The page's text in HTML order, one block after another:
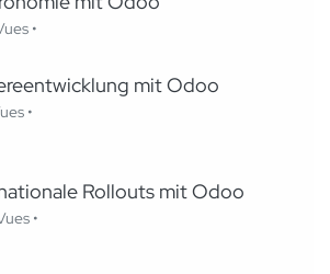
•
mit Odoo
•
Rollouts mit Odoo
•